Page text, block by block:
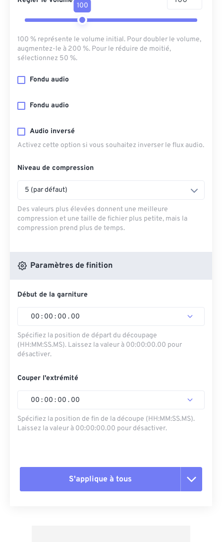
100
100 % représente le volume initial. Pour doubler le volume,
augmentez-le à 200 %. Pour le réduire de moitié,
sélectionnez 50 %.
Fondu audio
Fondu audio
Audio inversé
Activez cette option si vous souhaitez inverser le flux audio.
Niveau de compression
5 (par défaut)
Des valeurs plus élevées donnent une meilleure
compression et une taille de fichier plus petite, mais la
compression prend plus de temps.
Paramètres de finition
Début de la garniture
00 : 00 : 00 . 00
Spécifiez la position de départ du découpage
(HH:MM:SS.MS). Laissez la valeur à 00:00:00.00 pour
désactiver.
Couper l'extrémité
00 : 00 : 00 . 00
Spécifiez la position de fin de la découpe (HH:MM:SS.MS).
Laissez la valeur à 00:00:00.00 pour désactiver.
S'applique à tous